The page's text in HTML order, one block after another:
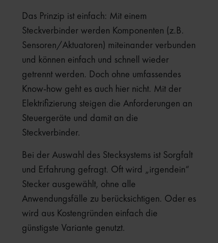
Das Prinzip ist einfach: Mit einem
Steckverbinder werden Komponenten (z.B.
Sensoren/Aktuatoren) miteinander verbunden
und können einfach und schnell wieder
getrennt werden. Doch ohne umfassendes
Know-how geht es auch hier nicht. Mit der
Elektrifizierung steigen die Anforderungen an
Steuergeräte und damit an die
Steckverbinder.
Bei der Auswahl des Stecksystems ist Sorgfalt
und Erfahrung gefragt. Oft wird „irgendein“
Stecker ausgewählt, ohne alle
Anwendungsfälle zu berücksichtigen. Oder es
wird aus Kostengründen einfach die
günstigste Variante genutzt.